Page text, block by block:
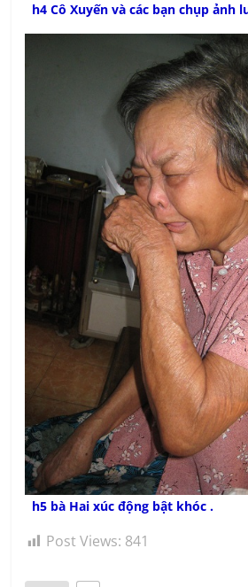
h4 Cô Xuyến và các bạn chụp ảnh
h5 bà Hai xúc động bật khóc .
Post Views: 841